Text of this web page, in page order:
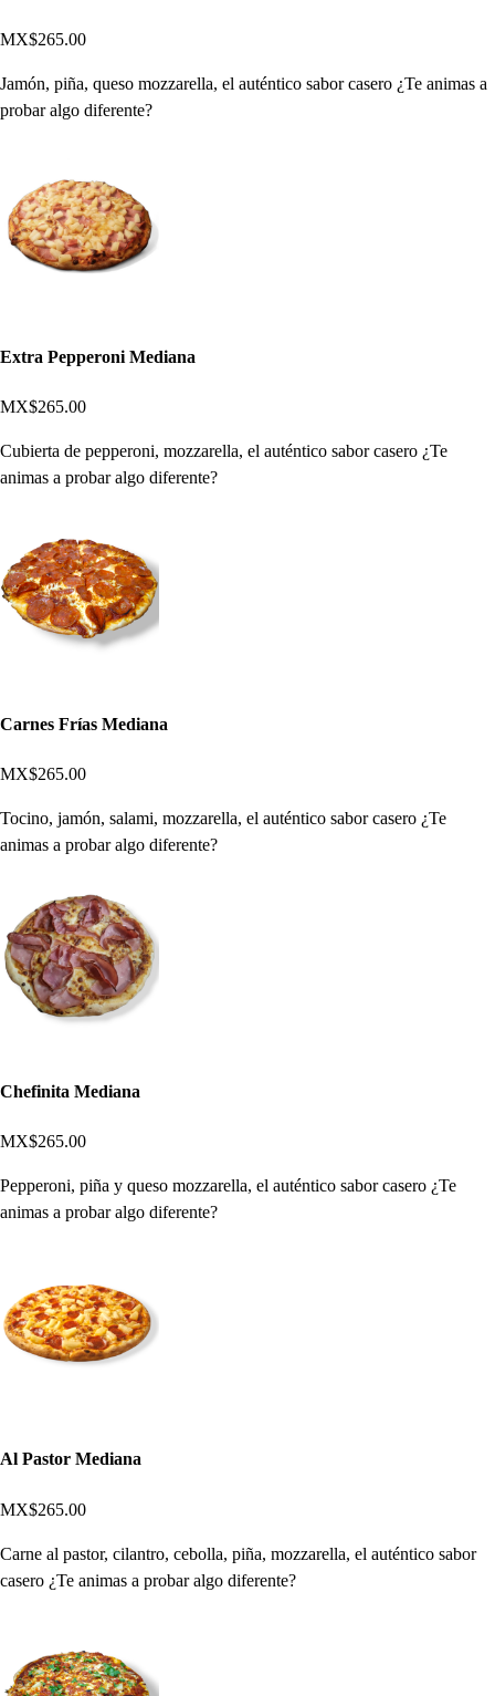
MX$265.00
Jamón, piña, queso mozzarella, el auténtico sabor casero ¿Te animas a
probar algo diferente?
Extra Pepperoni Mediana
MX$265.00
Cubierta de pepperoni, mozzarella, el auténtico sabor casero ¿Te
animas a probar algo diferente?
Carnes Frías Mediana
MX$265.00
Tocino, jamón, salami, mozzarella, el auténtico sabor casero ¿Te
animas a probar algo diferente?
Chefinita Mediana
MX$265.00
Pepperoni, piña y queso mozzarella, el auténtico sabor casero ¿Te
animas a probar algo diferente?
Al Pastor Mediana
MX$265.00
Carne al pastor, cilantro, cebolla, piña, mozzarella, el auténtico sabor
casero ¿Te animas a probar algo diferente?